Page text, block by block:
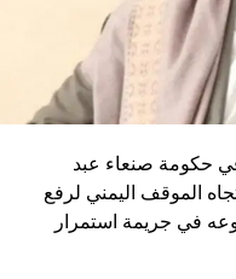
في حكومة صنعاء عبد
الموقف اليمني لرفع
في جريمة استمرار